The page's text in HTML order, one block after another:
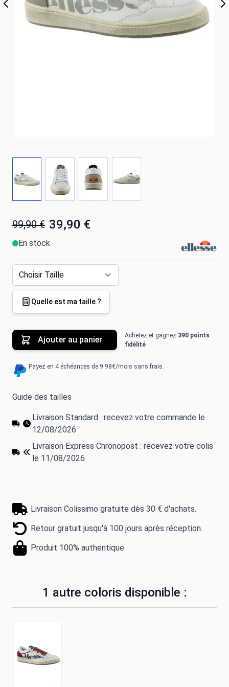
99,90 € 39,90 €
En stock
Quelle est ma taille ?
Ajouter au panier Achetez et gagnez 390 points
fidélité
Payez en 4 échéances de 9.98€/mois sans frais.
Guide des tailles
Livraison Standard : recevez votre commande le
12/08/2026
Livraison Express Chronopost : recevez votre colis
le 11/08/2026
Livraison Colissimo gratuite dès 30 € d'achats.
Retour gratuit jusqu'à 100 jours après réception.
Produit 100% authentique.
1 autre coloris disponible :